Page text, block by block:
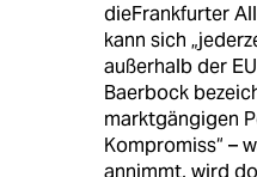
dieFrankfurter
kann sich
außerhalb der
Baerbock
marktgängigen
Kompromiss“ –
annimmt, wird